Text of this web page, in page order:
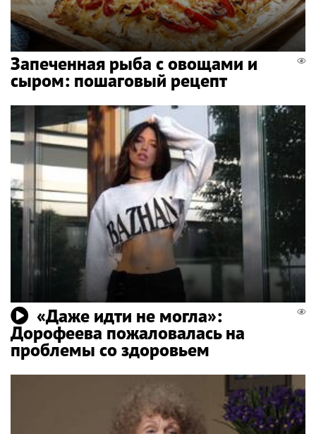
Запеченная рыба с овощами и
сыром: пошаговый рецепт
«Даже идти не могла»:
Дорофеева пожаловалась на
проблемы со здоровьем